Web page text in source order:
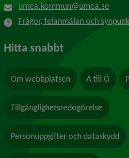
umea.kommun@umea.se
Frågor, felanmälan och
Hitta snabbt
Om webbplatsen A till Ö
Tillgänglighetsredogörelse
Personuppgifter och dataskydd